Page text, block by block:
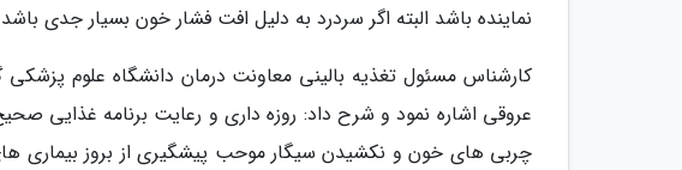
نماینده باشد البته اگر سردرد به دلیل افت فشار خون بسیار جدی
کارشناس مسئول تغذیه بالینی معاونت درمان دانشگاه علوم پزشکی
عروقی اشاره نمود و شرح داد: روزه داری و رعایت برنامه
چربی های خون و نکشیدن سیگار موحب پیشگیری از بروز بیماری